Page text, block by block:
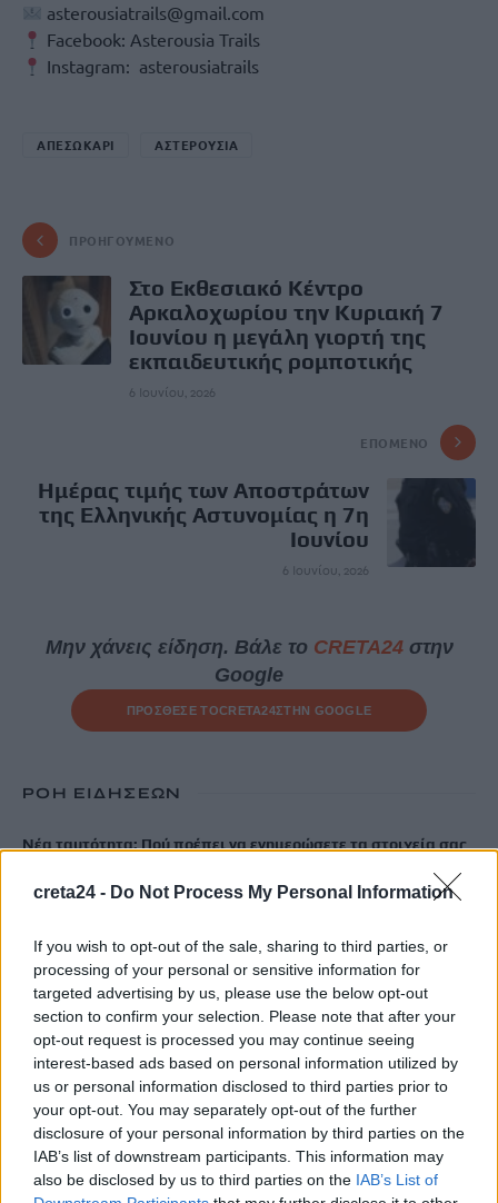
creta24 - Do Not Process My Personal Information
If you wish to opt-out of the sale, sharing to third parties, or
processing of your personal or sensitive information for
targeted advertising by us, please use the below opt-out
section to confirm your selection. Please note that after your
opt-out request is processed you may continue seeing
interest-based ads based on personal information utilized by
us or personal information disclosed to third parties prior to
your opt-out. You may separately opt-out of the further
disclosure of your personal information by third parties on the
IAB’s list of downstream participants. This information may
also be disclosed by us to third parties on the IAB’s List of
asterousiatrails@gmail.com
Facebook: Asterousia Trails
Instagram: asterousiatrails
ΑΠΕΣΩΚΑΡΙ ΑΣΤΕΡΟΥΣΙΑ
ΠΡΟΗΓΟΎΜΕΝΟ
Στο Εκθεσιακό Κέντρο
Αρκαλοχωρίου την Κυριακή 7
Ιουνίου η μεγάλη γιορτή της
εκπαιδευτικής ρομποτικής
6 Ιουνίου, 2026
ΕΠΌΜΕΝΟ
Ημέρας τιμής των Αποστράτων
της Ελληνικής Αστυνομίας η 7η
Ιουνίου
6 Ιουνίου, 2026
Μην χάνεις είδηση. Βάλε το CRETA24στην
Google
ΠΡΟΣΘΕΣΕ ΤΟCRETA24ΣΤΗΝ GOOGLE
ΡΟΗ ΕΙΔΗΣΕΩΝ
Νέα ταυτότητα: Πού πρέπει να ενημερώσετε τα στοιχεία σας
6 Αυγούστου, 2026
Ιδρώτας και διατροφή το καλοκαίρι: Ποιες τροφές προκαλούν
κακοσμία
6 Αυγούστου, 2026
Κάρτα Αγρότη: Τι αλλάζει από 28 Αυγούστου για τις
χρηματοδοτήσεις
6 Αυγούστου, 2026
Νέα χρηματοδότηση 1,5 εκατ. ευρώ για διαπλάτυνση του